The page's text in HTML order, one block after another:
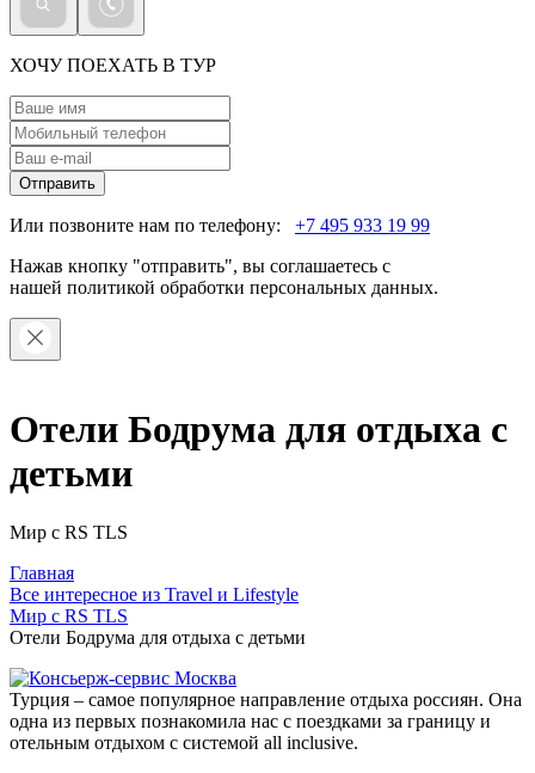
ХОЧУ ПОЕХАТЬ В ТУР
Отправить
Или позвоните нам по телефону: +7 495 933 19 99
Нажав кнопку "отправить", вы соглашаетесь с
нашей политикой обработки персональных данных.
Отели Бодрума для отдыха с
детьми
Мир с RS TLS
Главная
Все интересное из Travel и Lifestyle
Мир с RS TLS
Отели Бодрума для отдыха с детьми
Турция – самое популярное направление отдыха россиян. Она
одна из первых познакомила нас с поездками за границу и
отельным отдыхом с системой all inclusive.